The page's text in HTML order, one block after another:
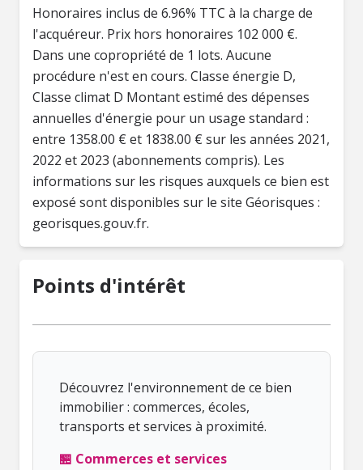
Honoraires inclus de 6.96% TTC à la charge de
l'acquéreur. Prix hors honoraires 102 000 €.
Dans une copropriété de 1 lots. Aucune
procédure n'est en cours. Classe énergie D,
Classe climat D Montant estimé des dépenses
annuelles d'énergie pour un usage standard :
entre 1358.00 € et 1838.00 € sur les années 2021,
2022 et 2023 (abonnements compris). Les
informations sur les risques auxquels ce bien est
exposé sont disponibles sur le site Géorisques :
Points d'intérêt
Découvrez l'environnement de ce bien
immobilier : commerces, écoles,
transports et services à proximité.
🏪 Commerces et services